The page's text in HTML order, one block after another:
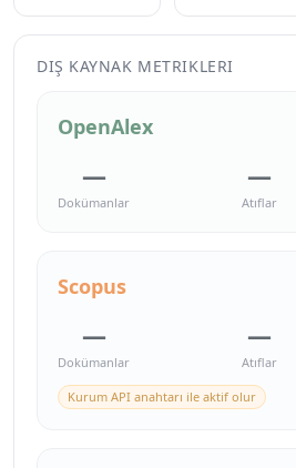
DIŞ KAYNAK METRIKLERI
OpenAlex
—
Dokümanlar
—
Atıflar
Scopus
—
Dokümanlar
—
Atıflar
Kurum API anahtarı ile aktif olur